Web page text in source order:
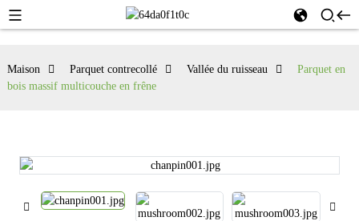
Maison Parquet contrecollé Vallée du ruisseau
Parquet en
bois massif multicouche en frêne